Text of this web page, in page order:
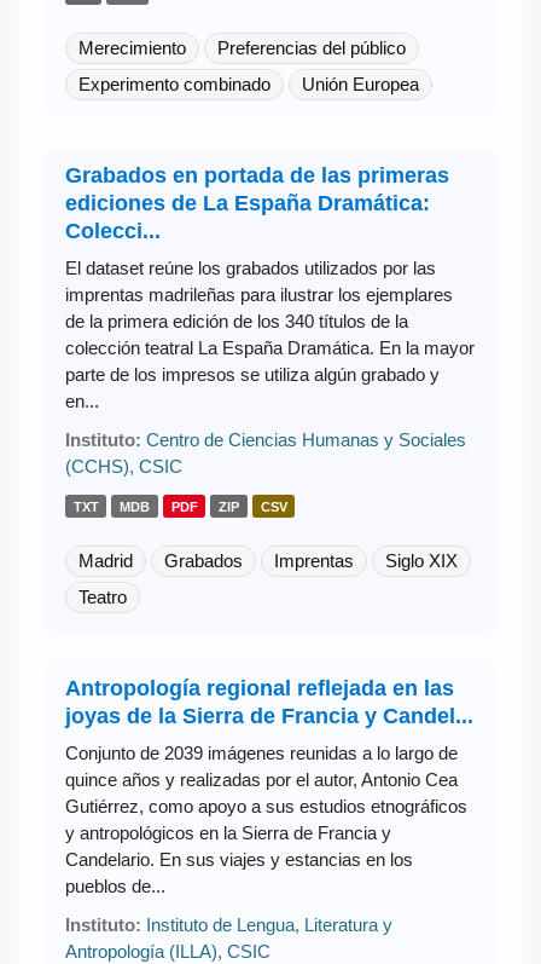
Merecimiento
Preferencias del público
Experimento combinado
Unión Europea
Grabados en portada de las primeras
ediciones de La España Dramática:
Colecci...
El dataset reúne los grabados utilizados por las
imprentas madrileñas para ilustrar los ejemplares
de la primera edición de los 340 títulos de la
colección teatral La España Dramática. En la mayor
parte de los impresos se utiliza algún grabado y
en...
Instituto: Centro de Ciencias Humanas y Sociales
(CCHS), CSIC
TXT MDB PDF ZIP CSV
Madrid Grabados Imprentas
Siglo XIX
Teatro
Antropología regional reflejada en las
joyas de la Sierra de Francia y Candel...
Conjunto de 2039 imágenes reunidas a lo largo de
quince años y realizadas por el autor, Antonio Cea
Gutiérrez, como apoyo a sus estudios etnográficos
y antropológicos en la Sierra de Francia y
Candelario. En sus viajes y estancias en los
pueblos de...
Instituto: Instituto de Lengua, Literatura y
Antropología (ILLA), CSIC